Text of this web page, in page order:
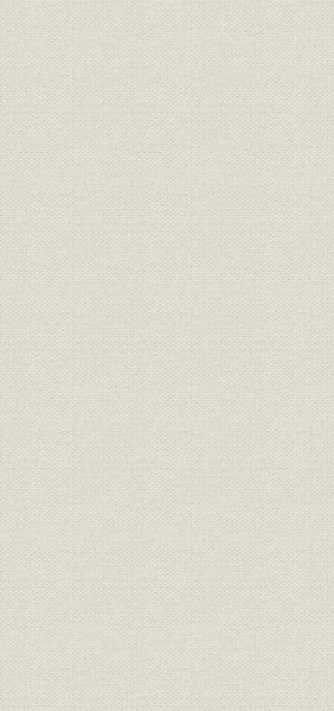
弾 直樹 旧幕以来の伝統を活かし
つつ、製革・製靴事業に洋式手
法を取り入れることに意欲的だ
った。
[明治2年
革職教師チアレス・ヘンニンゲ
ルの雇い入れ文書。
[明治4年
「弾北岡組」の運営は実際上
は、製靴場と製革場とに分かれ
ていたらしい。浅草・亀岡町の
靴製造所は、主として弾直樹の
手で、また千住に近い地方町橋
場の革製造所は、三井組の北岡
文兵衛の手で運営されていたも
のとみられている。
[明治5年
明治期の靴のいろいろ(平出鏗二
郎著『東京風俗史』より)
[明治期中
明治初期の官営鉄道の蒸気機関
車。鉄道員の制服も文明開化の
においがする。
明治初期
札幌の老舗「イワイ靴店」は、
もともと伊勢勝造靴場で製靴業
を学んだ初代・岩井信六が、明
治11年北海道に渡って始めたも
の。北海道物産共進会で何度か
入選している(イワイ靴店提供)
[明治10年
東京府統計表による明治前期に
おける製靴工場の概要(明治
9~14年)
明治9年
(1881年)